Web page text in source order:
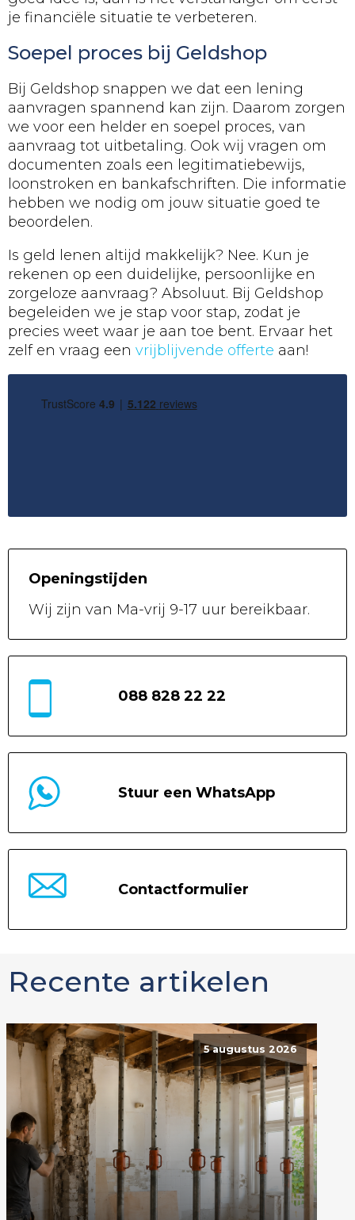
je financiële situatie te verbeteren.
Soepel proces bij Geldshop
Bij Geldshop snappen we dat een lening
aanvragen spannend kan zijn. Daarom zorgen
we voor een helder en soepel proces, van
aanvraag tot uitbetaling. Ook wij vragen om
documenten zoals een legitimatiebewijs,
loonstroken en bankafschriften. Die informatie
hebben we nodig om jouw situatie goed te
beoordelen.
Is geld lenen altijd makkelijk? Nee. Kun je
rekenen op een duidelijke, persoonlijke en
zorgeloze aanvraag? Absoluut. Bij Geldshop
begeleiden we je stap voor stap, zodat je
precies weet waar je aan toe bent. Ervaar het
zelf en vraag een vrijblijvende offerte aan!
Openingstijden
Wij zijn van Ma-vrij 9-17 uur bereikbaar.
088 828 22 22
Stuur een WhatsApp
Contactformulier
Recente artikelen
5 augustus 2026